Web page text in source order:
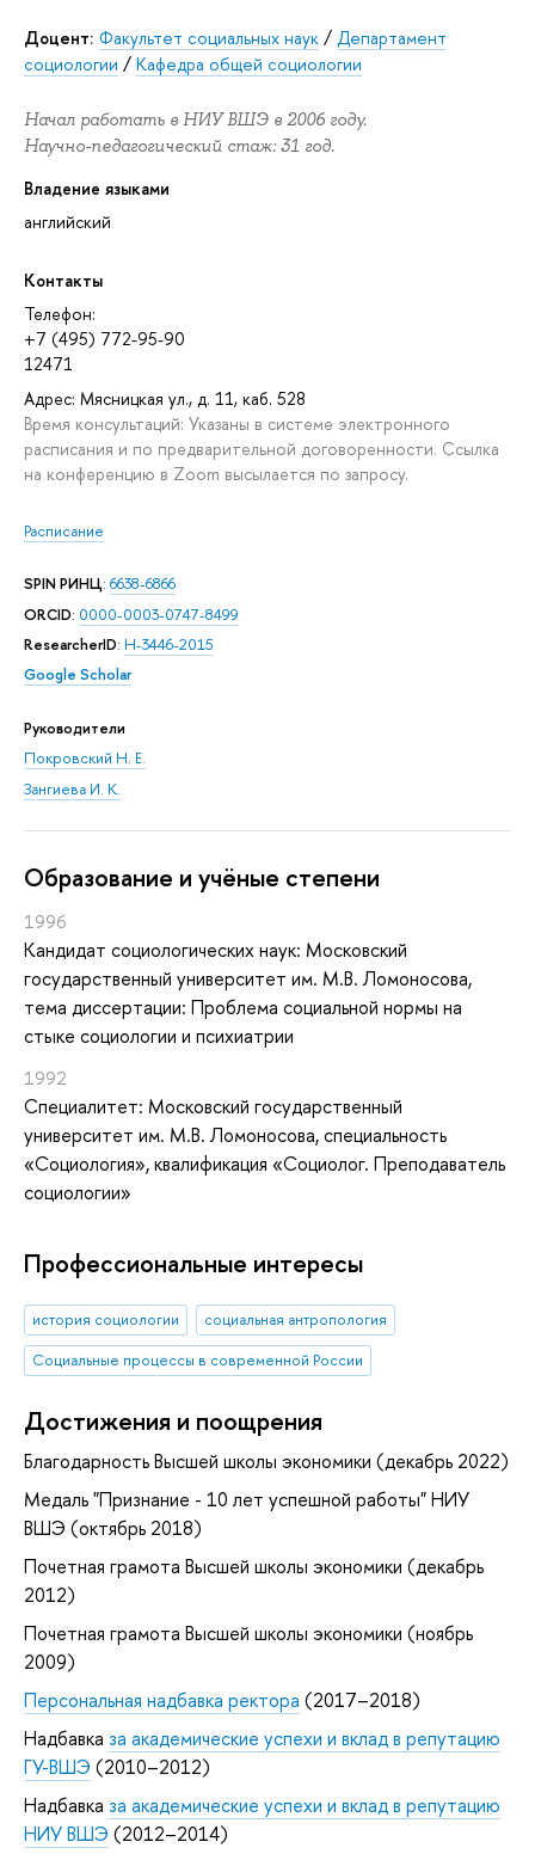
Доцент: Факультет социальных наук / Департамент
социологии / Кафедра общей социологии
Начал работать в НИУ ВШЭ в 2006 году.
Научно-педагогический стаж: 31 год.
Владение языками
английский
Контакты
Телефон:
+7 (495) 772-95-90
12471
Адрес: Мясницкая ул., д. 11, каб. 528
Время консультаций: Указаны в системе электронного
расписания и по предварительной договоренности. Ссылка
на конференцию в Zoom высылается по запросу.
Расписание
SPIN РИНЦ: 6638-6866
ORCID: 0000-0003-0747-8499
ResearcherID: H-3446-2015
Google Scholar
Руководители
Покровский Н. Е.
Зангиева И. К.
Oбразование и учёные степени
1996
Кандидат социологических наук: Московский
государственный университет им. М.В. Ломоносова,
тема диссертации: Проблема социальной нормы на
стыке социологии и психиатрии
1992
Специалитет: Московский государственный
университет им. М.В. Ломоносова, специальность
«Социология», квалификация «Социолог. Преподаватель
социологии»
Профессиональные интересы
история социологии
социальная антропология
Социальные процессы в современной России
Достижения и поощрения
Благодарность Высшей школы экономики (декабрь 2022)
Медаль "Признание - 10 лет успешной работы" НИУ
ВШЭ (октябрь 2018)
Почетная грамота Высшей школы экономики (декабрь
2012)
Почетная грамота Высшей школы экономики (ноябрь
2009)
Персональная надбавка ректора (2017–2018)
Надбавка за академические успехи и вклад в репутацию
ГУ-ВШЭ (2010–2012)
Надбавка за академические успехи и вклад в репутацию
НИУ ВШЭ (2012–2014)